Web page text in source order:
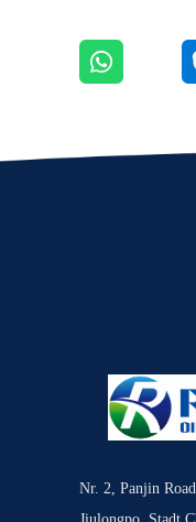
Nr. 2, Panjin
Jiulongpo, Stadt